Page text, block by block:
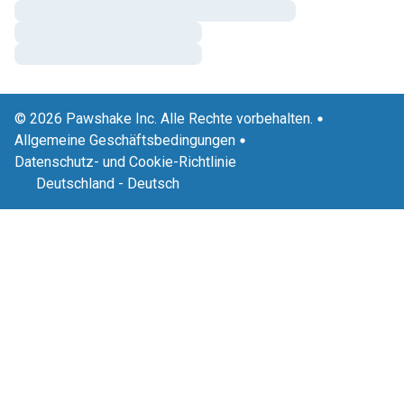
© 2026 Pawshake Inc. Alle Rechte vorbehalten.
Allgemeine Geschäftsbedingungen
Datenschutz- und Cookie-Richtlinie
Deutschland - Deutsch